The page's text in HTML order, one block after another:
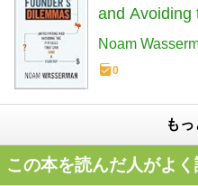
and Avoiding
a Startup
Innovation
Noam
0
も
この本を読んだ人がよ